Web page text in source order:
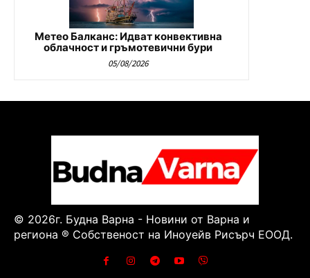
Метео Балканс: Идват конвективна
облачност и гръмотевични бури
05/08/2026
© 2026г. Будна Варна - Новини от Варна и
региона ® Собственост на Иноуейв Рисърч ЕООД.